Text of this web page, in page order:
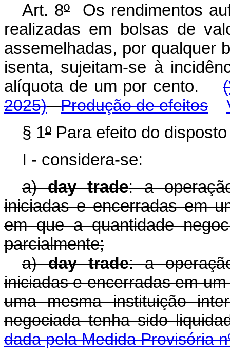
Art. 8ºOs rendimentos
realizadas em bolsas de
assemelhadas, por qualquer
isenta, sujeitam-se à
alíquota de um por cento.
2025)
Produção de efeitos
§ 1º Para efeito do
I - considera-se:
a)day trade: a
iniciadas e encerradas em
em que a quantidade
parcialmente;
a)day trade: a
iniciadas e encerradas em
uma mesma instituição
negociada tenha sido
dada pela Medida Provisória